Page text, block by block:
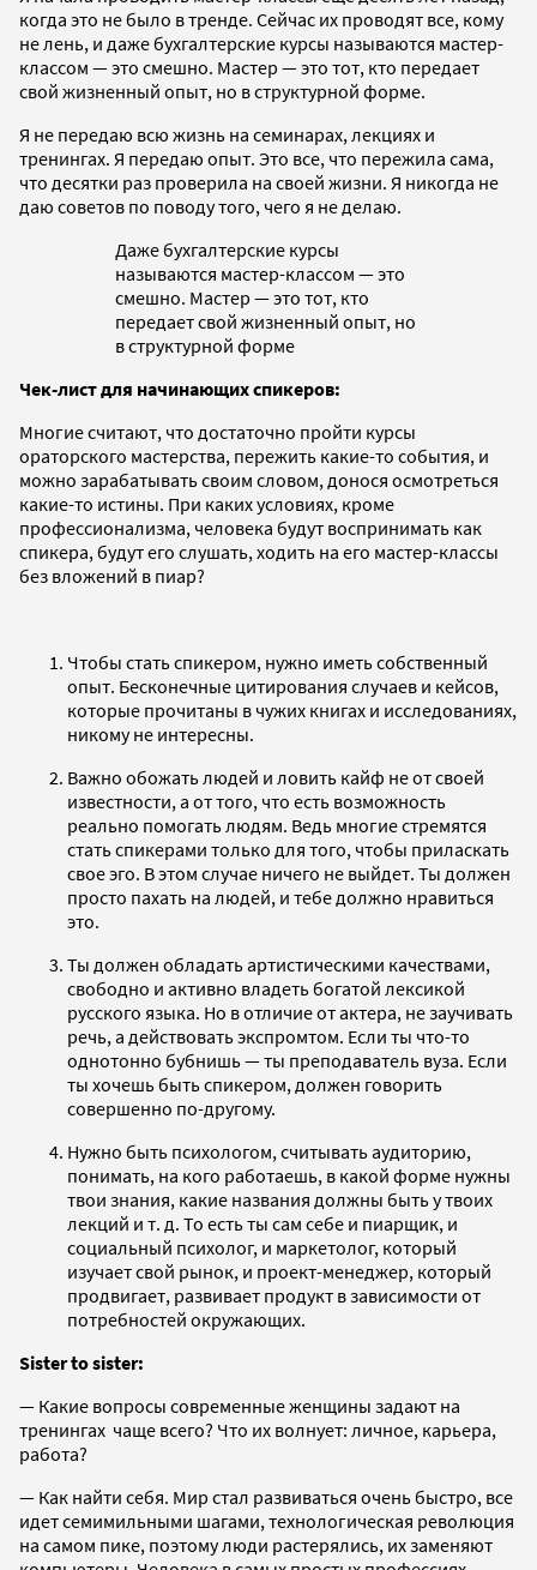
когда это не было в тренде. Сейчас их проводят все, кому
не лень, и даже бухгалтерские курсы называются мастер-
классом — это смешно. Мастер — это тот, кто передает
свой жизненный опыт, но в структурной форме.
Я не передаю всю жизнь на семинарах, лекциях и
тренингах. Я передаю опыт. Это все, что пережила сама,
что десятки раз проверила на своей жизни. Я никогда не
даю советов по поводу того, чего я не делаю.
Даже бухгалтерские курсы
называются мастер-классом — это
смешно. Мастер — это тот, кто
передает свой жизненный опыт, но
в структурной форме
Чек-лист для начинающих спикеров:
Многие считают, что достаточно пройти курсы
ораторского мастерства, пережить какие-то события, и
можно зарабатывать своим словом, донося осмотреться
какие-то истины. При каких условиях, кроме
профессионализма, человека будут воспринимать как
спикера, будут его слушать, ходить на его мастер-классы
без вложений в пиар?
Чтобы стать спикером, нужно иметь собственный
опыт. Бесконечные цитирования случаев и кейсов,
которые прочитаны в чужих книгах и исследованиях,
никому не интересны.
Важно обожать людей и ловить кайф не от своей
известности, а от того, что есть возможность
реально помогать людям. Ведь многие стремятся
стать спикерами только для того, чтобы приласкать
свое эго. В этом случае ничего не выйдет. Ты должен
просто пахать на людей, и тебе должно нравиться
это.
Ты должен обладать артистическими качествами,
свободно и активно владеть богатой лексикой
русского языка. Но в отличие от актера, не заучивать
речь, а действовать экспромтом. Если ты что-то
однотонно бубнишь — ты преподаватель вуза. Если
ты хочешь быть спикером, должен говорить
совершенно по-другому.
Нужно быть психологом, считывать аудиторию,
понимать, на кого работаешь, в какой форме нужны
твои знания, какие названия должны быть у твоих
лекций и т. д. То есть ты сам себе и пиарщик, и
социальный психолог, и маркетолог, который
изучает свой рынок, и проект-менеджер, который
продвигает, развивает продукт в зависимости от
потребностей окружающих.
Sister to sister:
— Какие вопросы современные женщины задают на
тренингах чаще всего? Что их волнует: личное, карьера,
работа?
— Как найти себя. Мир стал развиваться очень быстро, все
идет семимильными шагами, технологическая революция
на самом пике, поэтому люди растерялись, их заменяют